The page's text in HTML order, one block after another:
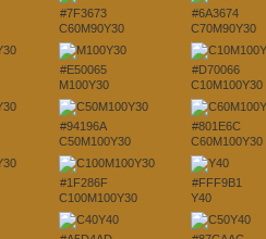
#7F3673
C60M90Y30
#6A3674
C70M90Y30
#E50065
M100Y30
#D70066
C10M100Y30
#94196A
C50M100Y30
#801E6C
C60M100Y30
#1F286F
C100M100Y30
#FFF9B1
Y40